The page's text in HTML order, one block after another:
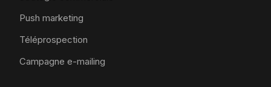
Push marketing
Téléprospection
Campagne e-mailing